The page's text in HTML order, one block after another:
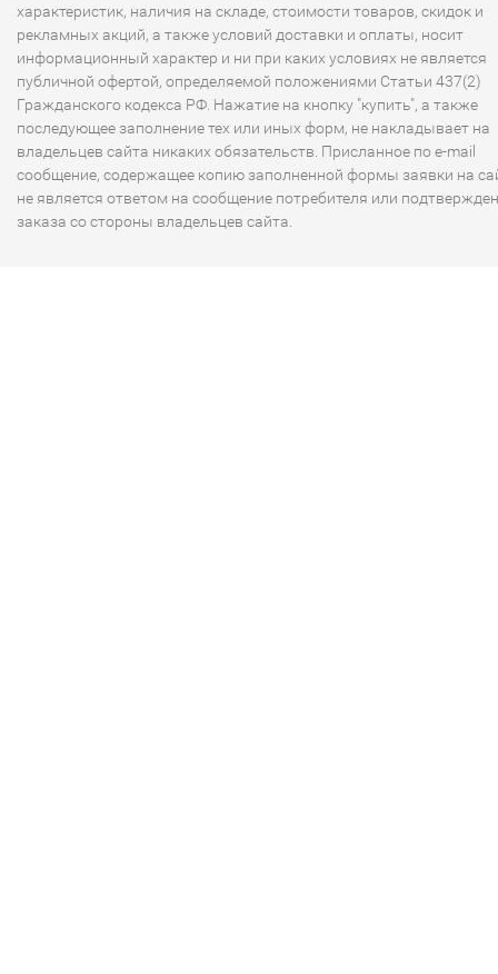
характеристик, наличия на складе, стоимости товаров, скидок и
рекламных акций, а также условий доставки и оплаты, носит
информационный характер и ни при каких условиях не является
публичной офертой, определяемой положениями Статьи 437(2)
Гражданского кодекса РФ. Нажатие на кнопку "купить", а также
последующее заполнение тех или иных форм, не накладывает на
владельцев сайта никаких обязательств. Присланное по e-mail
сообщение, содержащее копию заполненной формы заявки на
не является ответом на сообщение потребителя или
заказа со стороны владельцев сайта.